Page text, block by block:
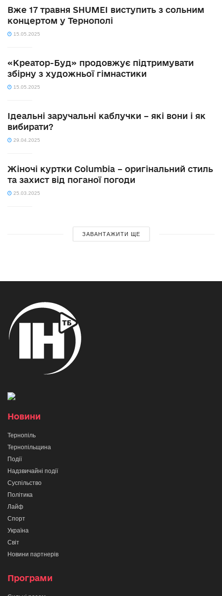
Вже 17 травня SHUMEI виступить з сольним
концертом у Тернополі
15.05.2025
«Креатор-Буд» продовжує підтримувати
збірну з художньої гімнастики
15.05.2025
Ідеальні заручальні каблучки – які вони і як
вибирати?
29.04.2025
Жіночі куртки Columbia – оригінальний стиль
та захист від поганої погоди
25.03.2025
ЗАВАНТАЖИТИ ЩЕ
Новини
Тернопіль
Тернопільщина
Події
Надзвичайні події
Суспільство
Політика
Лайф
Спорт
Україна
Світ
Новини партнерів
Програми